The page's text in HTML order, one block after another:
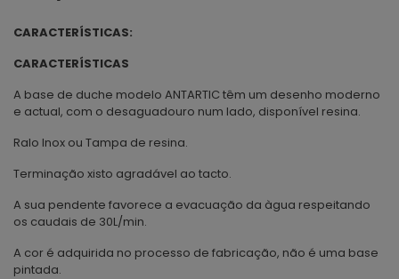
CARACTERÍSTICAS:
CARACTERÍSTICAS
A base de duche modelo ANTARTIC têm um desenho moderno
e actual, com o desaguadouro num lado, disponível resina.
Ralo Inox ou Tampa de resina.
Terminação xisto agradável ao tacto.
A sua pendente favorece a evacuação da àgua respeitando
os caudais de 30L/min.
A cor é adquirida no processo de fabricação, não é uma base
pintada.